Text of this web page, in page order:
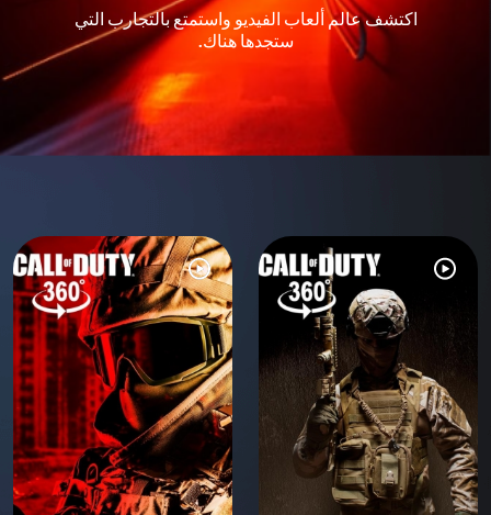
اكتشف عالم ألعاب الفيديو واستمتع بالتجارب التي
ستجدها هناك.